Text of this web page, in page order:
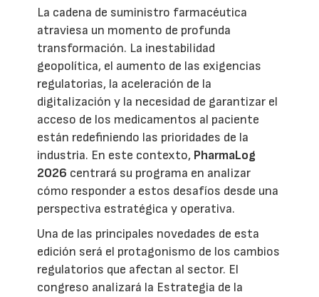
La cadena de suministro farmacéutica
atraviesa un momento de profunda
transformación. La inestabilidad
geopolítica, el aumento de las exigencias
regulatorias, la aceleración de la
digitalización y la necesidad de garantizar el
acceso de los medicamentos al paciente
están redefiniendo las prioridades de la
industria. En este contexto, PharmaLog
2026 centrará su programa en analizar
cómo responder a estos desafíos desde una
perspectiva estratégica y operativa.
Una de las principales novedades de esta
edición será el protagonismo de los cambios
regulatorios que afectan al sector. El
congreso analizará la Estrategia de la